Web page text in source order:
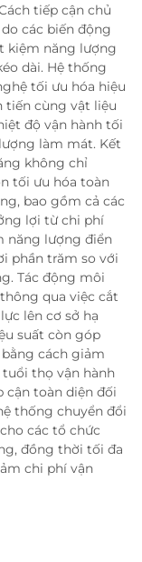
tiếp cận chủ
các biến động
kiệm năng lượng
dài. Hệ thống
tối ưu hóa hiệu
tiến cùng vật liệu
độ vận hành tối
làm mát. Kết
không chỉ
tối ưu hóa toàn
bao gồm cả các
lợi từ chi phí
năng lượng điển
phần trăm so với
Tác động môi
qua việc cắt
lên cơ sở hạ
suất còn góp
cách giảm
thọ vận hành
cận toàn diện đối
thống chuyển đổi
các tổ chức
đồng thời tối đa
chi phí vận